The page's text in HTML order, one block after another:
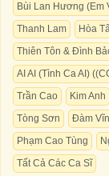
Bùi Lan Hương (Em
Thanh Lam
Hòa
Thiên Tôn & Đình
AI AI (Tình Ca AI)
Trần Cao
Kim Anh
Tòng Sơn
Đàm
Phạm Cao Tùng
Tất Cả Các Ca Sĩ